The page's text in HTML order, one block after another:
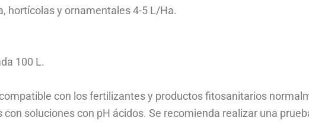
hortícolas y ornamentales 4-5 L/Ha.
100 L.
con los fertilizantes y productos fitosanitarios
soluciones con pH ácidos. Se recomienda realizar una